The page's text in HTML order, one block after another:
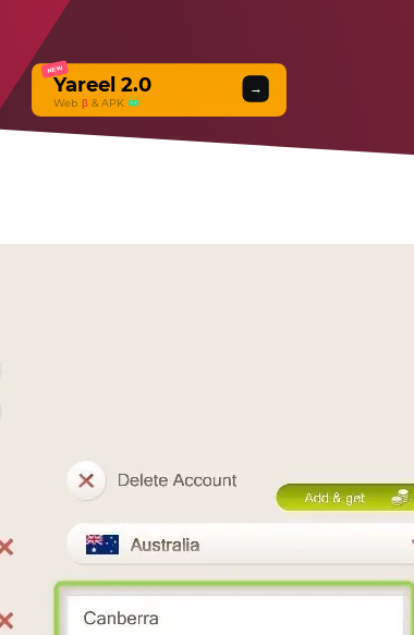
NEW
Yareel 2.0
Web β & APK
→